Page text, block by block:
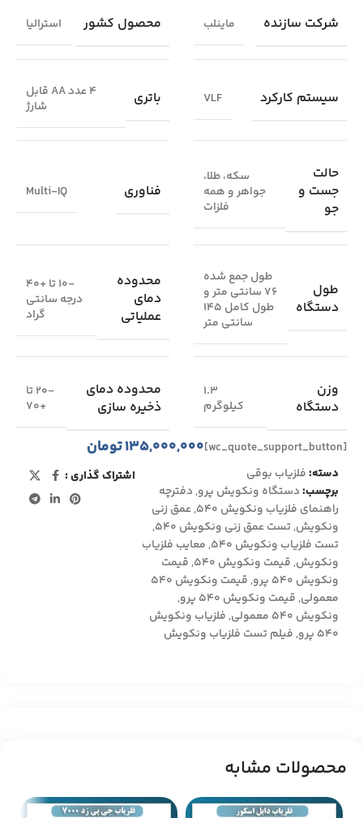
شرکت سازنده ماینلب محصول کشور استرالیا
سیستم کارکرد VLF باتری
4 عدد AA قابل
شارژ
حالت
جست و
جو
سکه، طلا،
جواهر و همه
فلزات
فناوری Multi-IQ
طول
دستگاه
طول جمع شده
76 سانتی متر و
طول کامل 145
سانتی متر
محدوده
دمای
عملیاتی
-10 تا +40
درجه سانتی
گراد
وزن
دستگاه
1.3
کیلوگرم
محدوده دمای
ذخیره سازی
-20 تا
+70
[wc_quote_support_button] ۱۳۵,۰۰۰,۰۰۰تومان
دسته:فلزیاب بوقی
برچسب:دستگاه ونکویش پرو,دفترچه
راهنمای فلزیاب ونکویش 540
,عمق زنی
ونکویش,تست عمق زنی ونکویش ۵۴۰
,
تست فلزیاب ونکویش ۵۴۰
,معایب فلزیاب
ونکویش,قیمت ونکویش 540 ,قیمت
ونکویش 540 پرو
,
قیمت ونکویش ۵۴۰
معمولی,قیمت ونکویش ۵۴۰ پرو
,
ونکویش ۵۴۰ معمولی
,فلزیاب ونکویش
۵۴۰ پرو
,فیلم تست فلزیاب ونکویش
اشتراک گذاری :
محصولات مشابه